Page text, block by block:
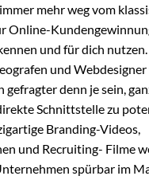
mehr weg vom
Online-
und für dich
und
gefragter denn je sein,
Schnittstelle zu
Branding-Videos,
und Recruiting- Filme
spürbar im